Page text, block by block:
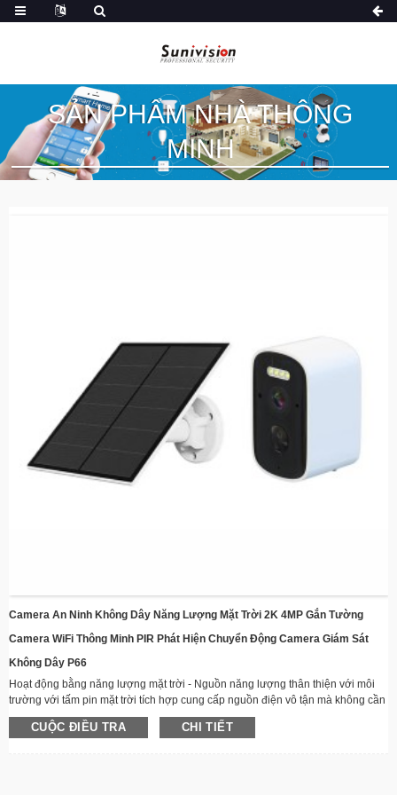
SẢN PHẨM NHÀ THÔNG
MINH
Camera An Ninh Không Dây Năng Lượng Mặt Trời 2K 4MP Gắn Tường
Camera WiFi Thông Minh PIR Phát Hiện Chuyển Động Camera Giám Sát
Không Dây P66
Hoạt động bằng năng lượng mặt trời - Nguồn năng lượng thân thiện với môi
trường với tấm pin mặt trời tích hợp cung cấp nguồn điện vô tận mà không cần
đi dây
​​Kết nối không dây​​ – Duy trì kết nối từ xa thông qua WiFi với khả năng phát trực
CUỘC ĐIỀU TRA CHI TIẾT